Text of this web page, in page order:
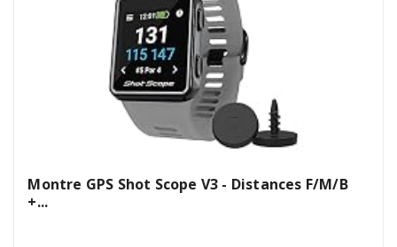
Montre GPS Shot Scope V3 - Distances F/M/B
+...